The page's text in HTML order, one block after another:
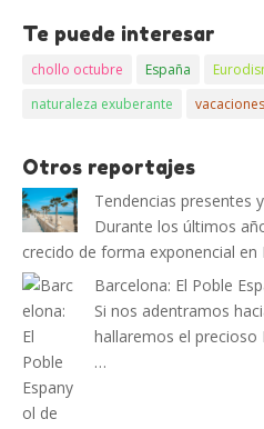
Te puede interesar
chollo octubre España
naturaleza exuberante
Otros reportajes
Tendencias presentes
Durante los últimos
crecido de forma exponencial en
Barcelona: El Poble
Si nos adentramos
hallaremos el precioso
…